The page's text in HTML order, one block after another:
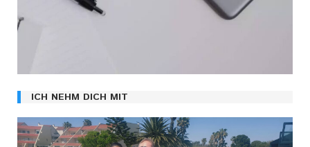
ICH NEHM DICH MIT